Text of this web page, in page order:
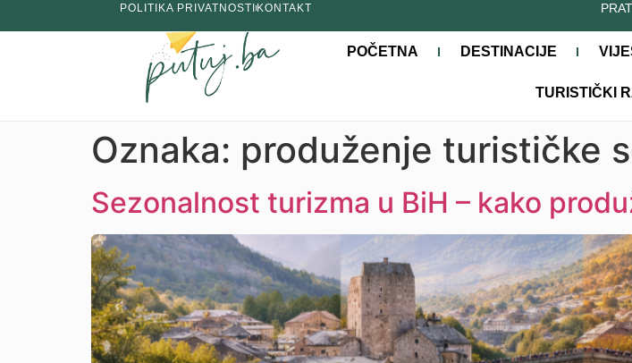
POLITIKA PRIVATNOSTIKONTAKT
POČETNA DESTINACIJE
TURISTIČKI
Oznaka: produženje turističke
Sezonalnost turizma u BiH – kako